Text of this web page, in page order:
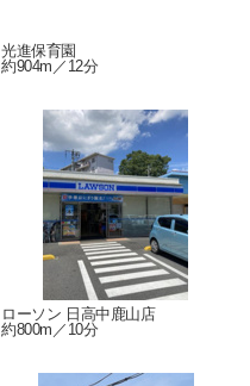
光進保育園
約904m／12分
ローソン 日高中鹿山店
約800m／10分